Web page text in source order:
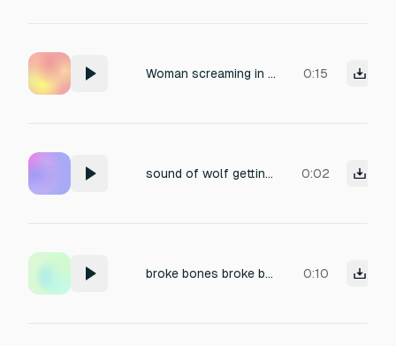
Woman screaming in pain after being shot/hurt continuously 0:15
sound of wolf getting damaged 0:02
broke bones broke bones broke bones 0:10